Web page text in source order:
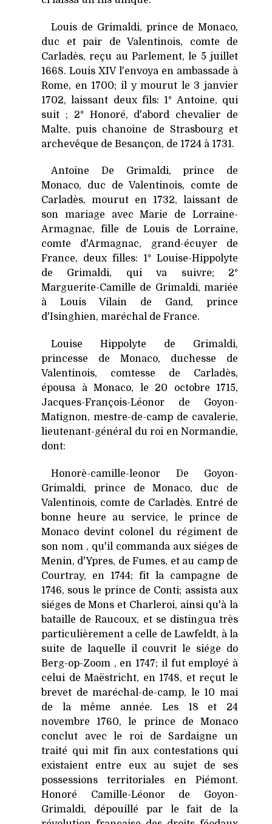
Louis de Grimaldi, prince de Monaco,
duc et pair de Valentinois, comte de
Carladès, reçu au Parlement, le 5 juillet
1668. Louis XIV l'envoya en ambassade à
Rome, en 1700; il y mourut le 3 janvier
1702, laissant deux fils: 1° Antoine, qui
suit ; 2° Honoré, d'abord chevalier de
Malte, puis chanoine de Strasbourg et
archevêque de Besançon, de 1724 à 1731.
Antoine De Grimaldi, prince de
Monaco, duc de Valentinois, comte de
Carladès, mourut en 1732, laissant de
son mariage avec Marie de Lorraine-
Armagnac, fille de Louis de Lorraine,
comte d'Armagnac, grand-écuyer de
France, deux filles: 1° Louise-Hippolyte
de Grimaldi, qui va suivre; 2°
Marguerite-Camille de Grimaldi, mariée
à Louis Vilain de Gand, prince
d'Isinghien, maréchal de France.
Louise Hippolyte de Grimaldi,
princesse de Monaco, duchesse de
Valentinois, comtesse de Carladès,
épousa à Monaco, le 20 octobre 1715,
Jacques-François-Léonor de Goyon-
Matignon, mestre-de-camp de cavalerie,
lieutenant-général du roi en Normandie,
dont:
Honorè-camille-leonor De Goyon-
Grimaldi, prince de Monaco, duc de
Valentinois, comte de Carladès. Entré de
bonne heure au service, le prince de
Monaco devint colonel du régiment de
son nom , qu'il commanda aux siéges de
Menin, d'Ypres, de Fumes, et au camp de
Courtray, en 1744; fit la campagne de
1746, sous le prince de Conti; assista aux
siéges de Mons et Charleroi, ainsi qu'à la
bataille de Raucoux, et se distingua très
particulièrement a celle de Lawfeldt, à la
suite de laquelle il couvrit le siége do
Berg-op-Zoom , en 1747; il fut employé à
celui de Maëstricht, en 1748, et reçut le
brevet de maréchal-de-camp, le 10 mai
de la même année. Les 18 et 24
novembre 1760, le prince de Monaco
conclut avec le roi de Sardaigne un
traité qui mit fin aux contestations qui
existaient entre eux au sujet de ses
possessions territoriales en Piémont.
Honoré Camille-Léonor de Goyon-
Grimaldi, dépouillé par le fait de la